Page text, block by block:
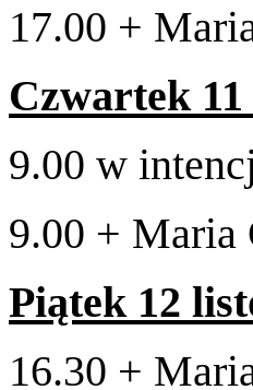
17.00 +
Czwartek 11
9.00 w
9.00 + Maria
Piątek 12
16.30 +